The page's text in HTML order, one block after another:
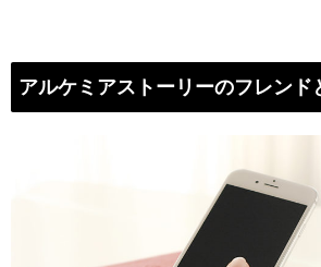
アルケミアストーリーのフレンド